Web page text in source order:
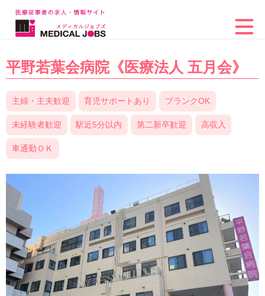
平野若葉会病院《医療法人 五月会》
主婦・主夫歓迎 育児サポートあり ブランクOK
未経験者歓迎 駅近5分以内 第二新卒歓迎 高収入
車通勤ＯＫ